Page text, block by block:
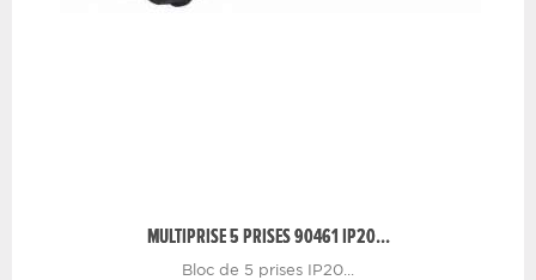
MULTIPRISE 5 PRISES 90461 IP20...
Bloc de 5 prises IP20...